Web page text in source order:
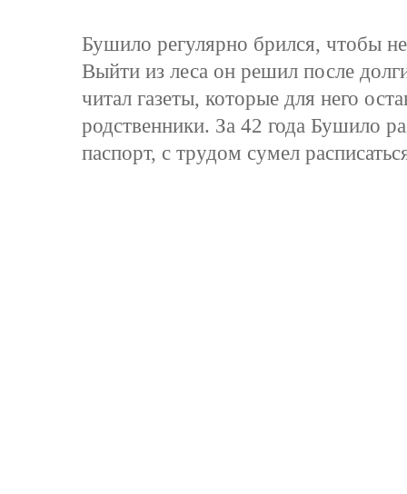
Бушило регулярно брился, чтобы
Выйти из леса он решил после
читал газеты, которые для него
родственники. За 42 года Бушило
паспорт, с трудом сумел